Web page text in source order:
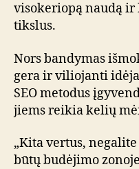
visokeriopą naudą ir
tikslus.
Nors bandymas
gera ir viliojanti
SEO metodus
jiems reikia kelių
„Kita vertus,
būtų budėjimo